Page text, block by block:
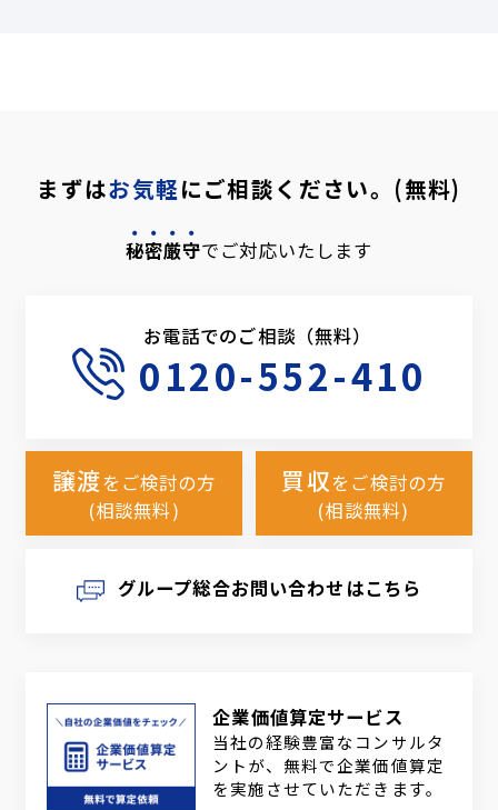
まずはお気軽にご相談ください。(無料)
秘密厳守でご対応いたします
お電話でのご相談（無料）
0120-552-410
譲渡をご検討の方
(相談無料)
買収をご検討の方
(相談無料)
グループ総合お問い合わせはこちら
企業価値算定サービス
当社の経験豊富なコンサルタ
ントが、無料で企業価値算定
を実施させていただきます。